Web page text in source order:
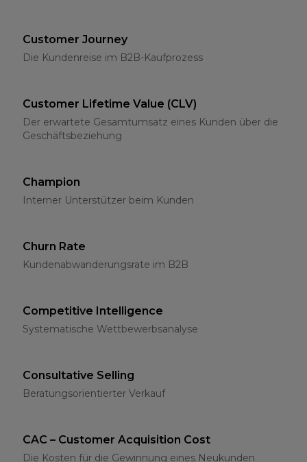
Customer Journey
Die Kundenreise im B2B-Kaufprozess
Customer Lifetime Value (CLV)
Der erwartete Gesamtumsatz eines Kunden über die
Geschäftsbeziehung
Champion
Interner Unterstützer beim Kunden
Churn Rate
Kundenabwanderungsrate im B2B
Competitive Intelligence
Systematische Wettbewerbsanalyse
Consultative Selling
Beratungsorientierter Verkauf
CAC – Customer Acquisition Cost
Die Kosten für die Gewinnung eines Neukunden